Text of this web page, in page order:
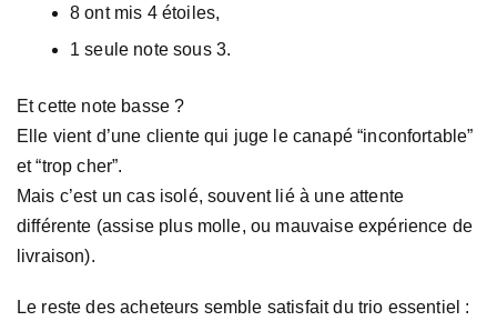
8 ont mis 4 étoiles,
1 seule note sous 3.
Et cette note basse ?
Elle vient d’une cliente qui juge le canapé “inconfortable”
et “trop cher”.
Mais c’est un cas isolé, souvent lié à une attente
différente (assise plus molle, ou mauvaise expérience de
livraison).
Le reste des acheteurs semble satisfait du trio essentiel :